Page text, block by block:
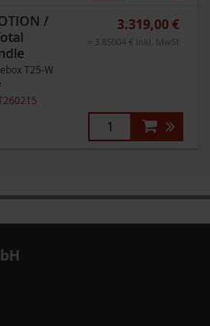
/
T25-W
3.319,00 €
= 3.85004 € inkl. MwSt